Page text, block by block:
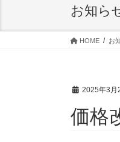
お知ら
HOME お
2025年3月
価格